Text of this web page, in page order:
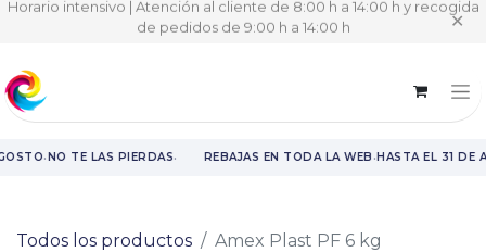
Horario intensivo | Atención al cliente de 8:00 h a 14:00 h y recogida
de pedidos de 9:00 h a 14:00 h
✕
·NO TE LAS PIERDAS· REBAJAS EN TODA LA WEB· HASTA EL 31 DE
Todos los productos Amex Plast PF 6 kg